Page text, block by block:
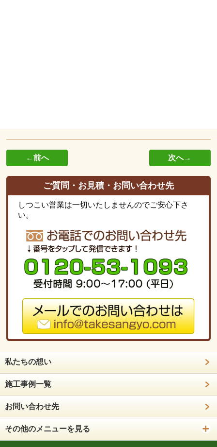
←前へ 次へ→
ご質問・お見積・お問い合わせ先
しつこい営業は一切いたしませんのでご安心下さ
い。
私たちの想い
施工事例一覧
お問い合わせ先
その他のメニューを見る